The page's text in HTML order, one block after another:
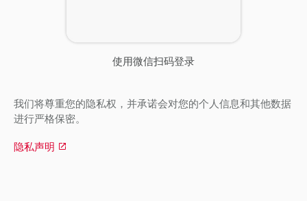
使用微信扫码登录
我们将尊重您的隐私权，并承诺会对您的个人信息和其他数据
进行严格保密。
隐私声明